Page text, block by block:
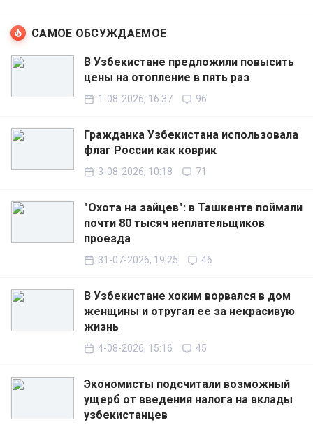
САМОЕ ОБСУЖДАЕМОЕ
В Узбекистане предложили повысить
цены на отопление в пять раз
1-08-2026, 16:37 96
Гражданка Узбекистана использовала
флаг России как коврик
3-08-2026, 10:18 71
"Охота на зайцев": в Ташкенте поймали
почти 80 тысяч неплательщиков
проезда
31-07-2026, 19:25 46
В Узбекистане хоким ворвался в дом
женщины и отругал ее за некрасивую
жизнь
4-08-2026, 15:16 45
Экономисты подсчитали возможный
ущерб от введения налога на вклады
узбекистанцев